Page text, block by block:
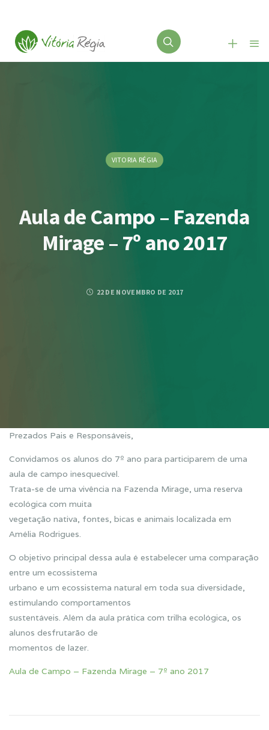
VITORIA RÉGIA
Aula de Campo – Fazenda
Mirage – 7º ano 2017
22 DE NOVEMBRO DE 2017
Prezados Pais e Responsáveis,
Convidamos os alunos do 7º ano para participarem de uma
aula de campo inesquecível.
Trata-se de uma vivência na Fazenda Mirage, uma reserva
ecológica com muita
vegetação nativa, fontes, bicas e animais localizada em
Amélia Rodrigues.
O objetivo principal dessa aula é estabelecer uma comparação
entre um ecossistema
urbano e um ecossistema natural em toda sua diversidade,
estimulando comportamentos
sustentáveis. Além da aula prática com trilha ecológica, os
alunos desfrutarão de
momentos de lazer.
Aula de Campo – Fazenda Mirage – 7º ano 2017